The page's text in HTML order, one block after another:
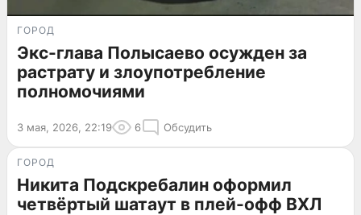
ГОРОД
Экс-глава Полысаево осужден за
растрату и злоупотребление
полномочиями
3 мая, 2026, 22:19 6 Обсудить
ГОРОД
Никита Подскребалин оформил
четвёртый шатаут в плей-офф ВХЛ